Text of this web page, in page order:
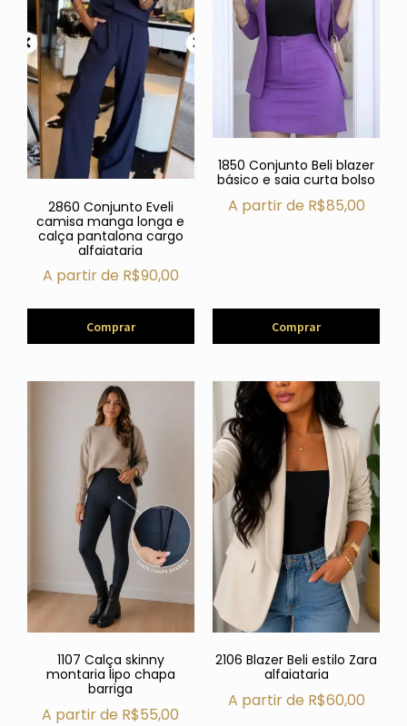
2860 Conjunto Eveli
camisa manga longa e
calça pantalona cargo
alfaiataria
A partir de R$90,00
Comprar
1850 Conjunto Beli blazer
básico e saia curta bolso
A partir de R$85,00
Comprar
1107 Calça skinny
montaria lipo chapa
barriga
A partir de R$55,00
2106 Blazer Beli estilo Zara
alfaiataria
A partir de R$60,00